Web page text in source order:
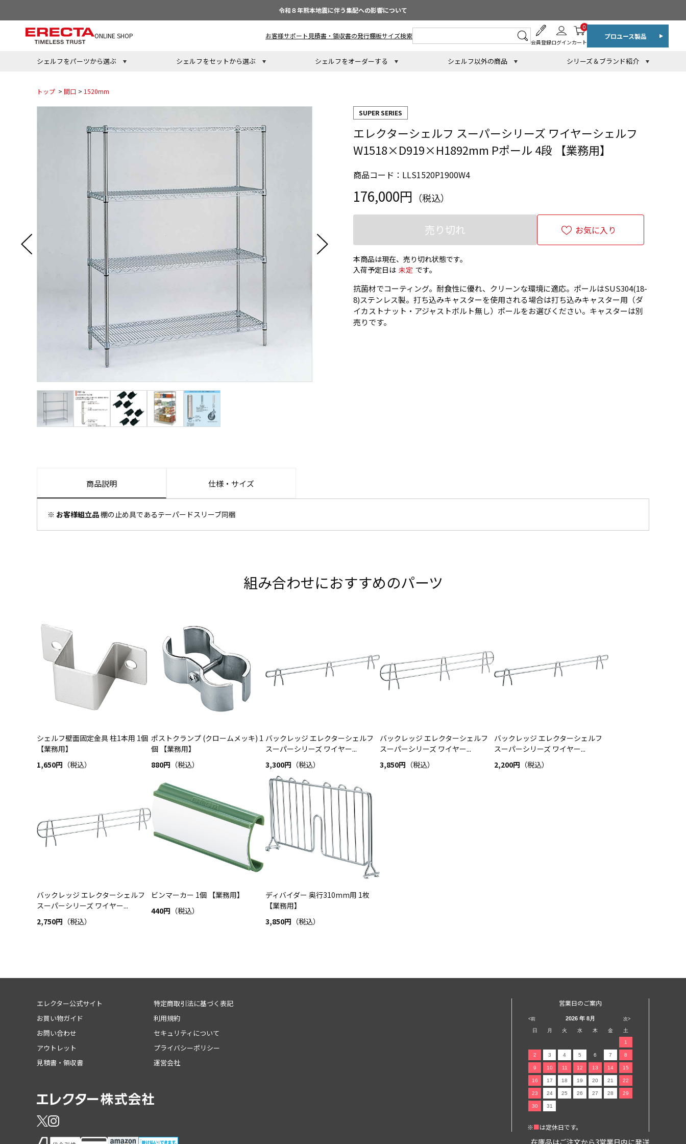
令和８年熊本地震に伴う集配への影響について
ONLINE SHOP お客様サポート 見積書・領収書の発行棚板サイズ検索
会員登録ログインカート
0
プロユース製品
シェルフをパーツから選ぶ シェルフをセットから選ぶ シェルフをオーダーする シェルフ以外の商品 シリーズ＆ブランド紹介
トップ > 間口 > 1520mm
SUPER SERIES
エレクターシェルフ スーパーシリーズ ワイヤーシェルフ
W1518×D919×H1892mm Pポール 4段 【業務用】
商品コード：LLS1520P1900W4
176,000円 （税込）
売り切れ お気に入り
本商品は現在、売り切れ状態です。
入荷予定日は 未定 です。
抗菌材でコーティング。耐食性に優れ、クリーンな環境に適応。ポールはSUS304(18-
8)ステンレス製。打ち込みキャスターを使用される場合は打ち込みキャスター用（ダ
イカストナット・アジャストボルト無し）ポールをお選びください。キャスターは別
売りです。
商品説明 仕様・サイズ
※ お客様組立品棚の止め具であるテーパードスリーブ同梱
組み合わせにおすすめのパーツ
シェルフ壁面固定金具 柱1本用 1個
【業務用】
1,650円 （税込）
ポストクランプ (クロームメッキ) 1
個 【業務用】
880円 （税込）
バックレッジ エレクターシェルフ
スーパーシリーズ ワイヤー...
3,300円 （税込）
バックレッジ エレクターシェルフ
スーパーシリーズ ワイヤー...
3,850円 （税込）
バックレッジ エレクターシェルフ
スーパーシリーズ ワイヤー...
2,200円 （税込）
バックレッジ エレクターシェルフ
スーパーシリーズ ワイヤー...
2,750円 （税込）
ビンマーカー 1個 【業務用】
440円 （税込）
ディバイダー 奥行310mm用 1枚
【業務用】
3,850円 （税込）
エレクター公式サイト
お買い物ガイド
お問い合わせ
アウトレット
見積書・領収書
特定商取引法に基づく表記
利用規約
セキュリティについて
プライバシーポリシー
運営会社
営業日のご案内
<前 次>
2026 年 8月
日 月 火 水 木 金 土
1
2 3 4 5 6 7 8
9 10 11 12 13 14 15
16 17 18 19 20 21 22
23 24 25 26 27 28 29
30 31
※■は定休日です。
在庫品はご注文から3営業日内に発送